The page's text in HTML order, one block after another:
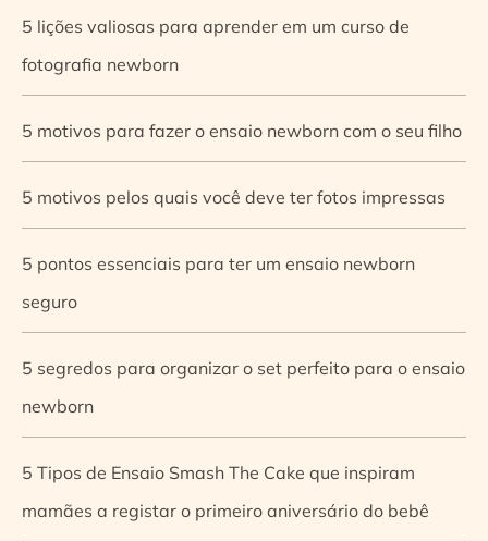
5 lições valiosas para aprender em um curso de
fotografia newborn
5 motivos para fazer o ensaio newborn com o seu filho
5 motivos pelos quais você deve ter fotos impressas
5 pontos essenciais para ter um ensaio newborn
seguro
5 segredos para organizar o set perfeito para o ensaio
newborn
5 Tipos de Ensaio Smash The Cake que inspiram
mamães a registar o primeiro aniversário do bebê